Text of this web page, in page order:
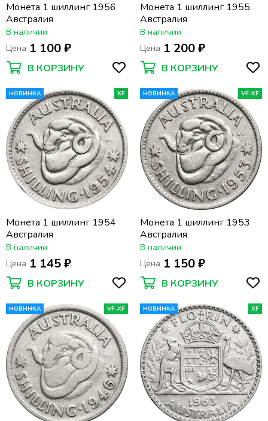
Монета 1 шиллинг 1956
Австралия
В наличии
Цена 1 100 ₽
В КОРЗИНУ
Монета 1 шиллинг 1955
Австралия
В наличии
Цена 1 200 ₽
В КОРЗИНУ
НОВИНКА XF
Монета 1 шиллинг 1954
Австралия
В наличии
Цена 1 145 ₽
В КОРЗИНУ
НОВИНКА VF-XF
Монета 1 шиллинг 1953
Австралия
В наличии
Цена 1 150 ₽
В КОРЗИНУ
НОВИНКА VF-XF НОВИНКА XF